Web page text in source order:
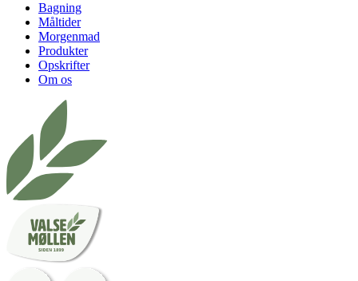
Bagning
Måltider
Morgenmad
Produkter
Opskrifter
Om os